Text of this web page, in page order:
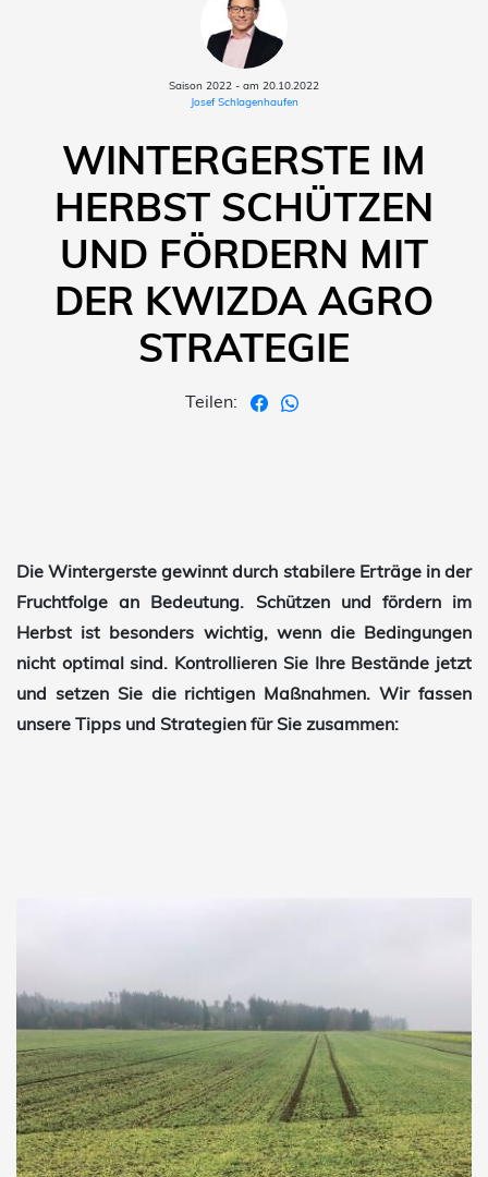
Saison 2022 - am 20.10.2022
Josef Schlagenhaufen
WINTERGERSTE IM
HERBST SCHÜTZEN
UND FÖRDERN MIT
DER KWIZDA AGRO
STRATEGIE
Teilen:
Die Wintergerste gewinnt durch stabilere Erträge in der
Fruchtfolge an Bedeutung. Schützen und fördern im
Herbst ist besonders wichtig, wenn die Bedingungen
nicht optimal sind. Kontrollieren Sie Ihre Bestände jetzt
und setzen Sie die richtigen Maßnahmen. Wir fassen
unsere Tipps und Strategien für Sie zusammen: